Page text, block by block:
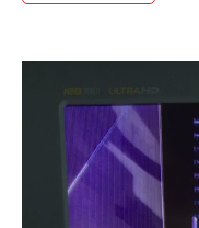
件裁切、合成、播
及时处置，本地故
幕安全播出要求。